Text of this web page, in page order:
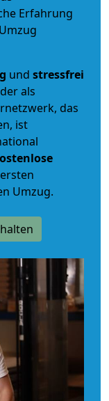
Erfahrung
und stressfrei
als
das
ist
Umzug.